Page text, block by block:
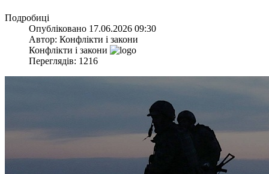
Подробиці
Опубліковано 17.06.2026 09:30
Автор: Конфлікти і закони
Конфлікти і закони
Переглядів: 1216